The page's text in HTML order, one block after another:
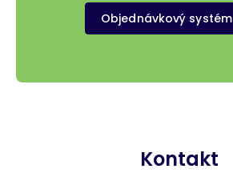
Objednávkový systém
Kontakt